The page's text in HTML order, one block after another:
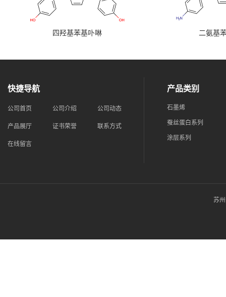
四羟基苯基卟啉 二氨基
快捷导航
公司首页 公司介绍 公司动态
产品展厅 证书荣誉 联系方式
在线留言
产品类别
石墨烯
蚕丝蛋白系列
涂层系列
苏